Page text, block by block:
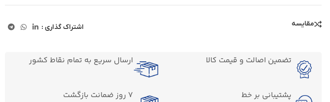
مقایسه اشتراک گذاری :
تضمین اصالت و قیمت کالا ارسال سریع به تمام نقاط کشور
پشتیبانی بر خط 7 روز ضمانت بازگشت